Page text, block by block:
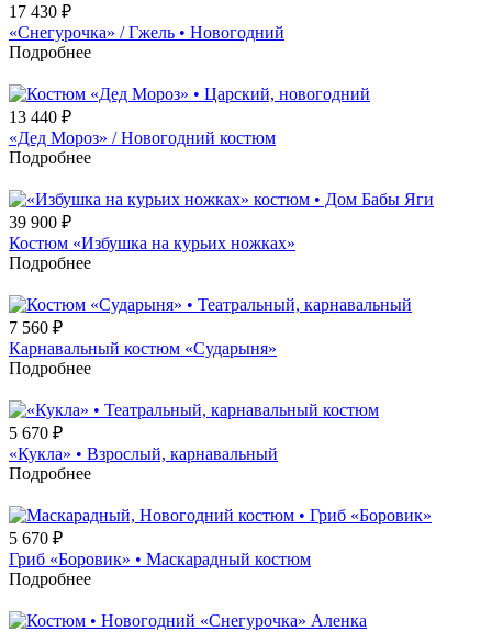
17 430 ₽
«Снегурочка» / Гжель • Новогодний
Подробнее
13 440 ₽
«Дед Мороз» / Новогодний костюм
Подробнее
39 900 ₽
Костюм «Избушка на курьих ножках»
Подробнее
7 560 ₽
Карнавальный костюм «Сударыня»
Подробнее
5 670 ₽
«Кукла» • Взрослый, карнавальный
Подробнее
5 670 ₽
Гриб «Боровик» • Маскарадный костюм
Подробнее